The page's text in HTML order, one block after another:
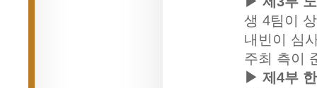
생 4팀이
내빈이 심
주최 측이
▶ 제4부